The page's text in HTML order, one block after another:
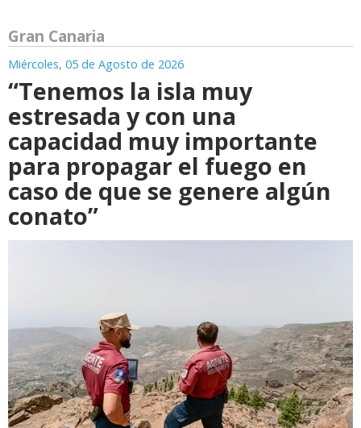
Gran Canaria
Miércoles, 05 de Agosto de 2026
“Tenemos la isla muy
estresada y con una
capacidad muy importante
para propagar el fuego en
caso de que se genere algún
conato”